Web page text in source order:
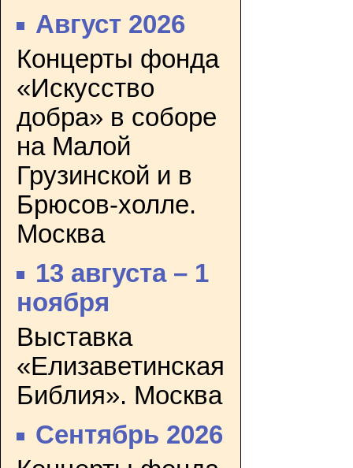
Август 2026
Концерты фонда
«Искусство
добра» в соборе
на Малой
Грузинской и в
Брюсов-холле.
Москва
13 августа – 1
ноября
Выставка
«Елизаветинская
Библия». Москва
Сентябрь 2026